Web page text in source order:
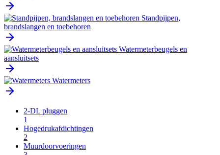
Standpijpen,
brandslangen en toebehoren
Watermeterbeugels en
aansluitsets
Watermeters
2-DL pluggen
1
Hogedrukafdichtingen
2
Muurdoorvoeringen